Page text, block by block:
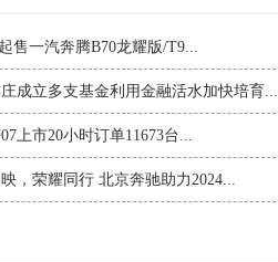
售一汽奔腾B70龙耀版/T9...
成立多支基金利用金融活水加快培育...
上市20小时订单11673台...
，荣耀同行 北京奔驰助力2024...